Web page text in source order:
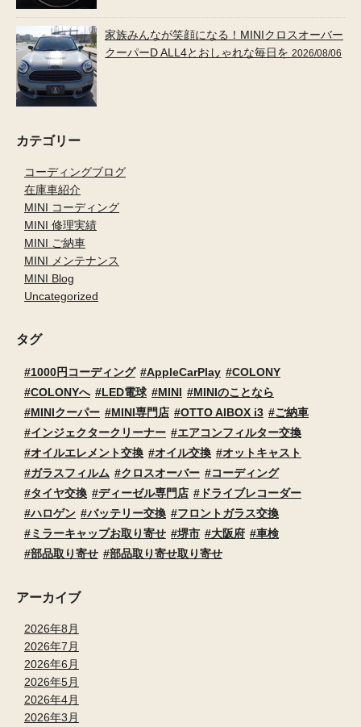
家族みんなが笑顔になる！MINIクロスオーバー
クーパーD ALL4とおしゃれな毎日を 2026/08/06
カテゴリー
コーディングブログ
在庫車紹介
MINI コーディング
MINI 修理実績
MINI ご納車
MINI メンテナンス
MINI Blog
Uncategorized
タグ
1000円コーディング AppleCarPlay
COLONY
COLONYへ
LED電球 MINI
MINIのことなら
MINIクーパー
MINI専門店 OTTO AIBOX i3
ご納車
インジェクタークリーナー
エアコンフィルター交換
オイルエレメント交換
オイル交換
オットキャスト
ガラスフィルム
クロスオーバー
コーディング
タイヤ交換
ディーゼル専門店
ドライブレコーダー
ハロゲン
バッテリー交換
フロントガラス交換
ミラーキャップお取り寄せ
堺市 大阪府
車検
部品取り寄せ
部品取り寄せ取り寄せ
アーカイブ
2026年8月
2026年7月
2026年6月
2026年5月
2026年4月
2026年3月